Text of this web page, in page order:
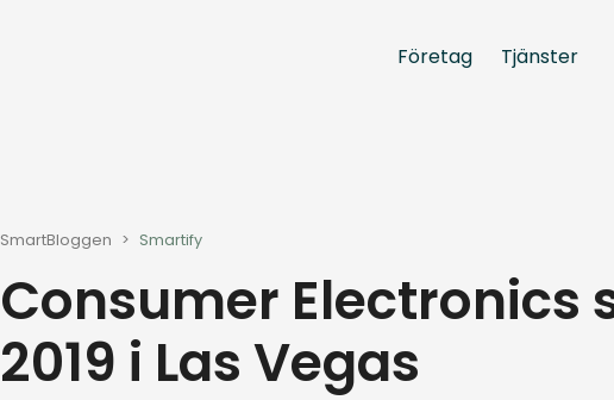
Företag Tjänster
SmartBloggen > Smartify
Consumer Electronics
2019 i Las Vegas